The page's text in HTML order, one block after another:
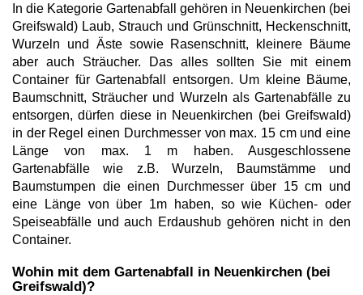
In die Kategorie Gartenabfall gehören in Neuenkirchen (bei
Greifswald) Laub, Strauch und Grünschnitt, Heckenschnitt,
Wurzeln und Äste sowie Rasenschnitt, kleinere Bäume
aber auch Sträucher. Das alles sollten Sie mit einem
Container für Gartenabfall entsorgen. Um kleine Bäume,
Baumschnitt, Sträucher und Wurzeln als Gartenabfälle zu
entsorgen, dürfen diese in Neuenkirchen (bei Greifswald)
in der Regel einen Durchmesser von max. 15 cm und eine
Länge von max. 1 m haben. Ausgeschlossene
Gartenabfälle wie z.B. Wurzeln, Baumstämme und
Baumstumpen die einen Durchmesser über 15 cm und
eine Länge von über 1m haben, so wie Küchen- oder
Speiseabfälle und auch Erdaushub gehören nicht in den
Container.
Wohin mit dem Gartenabfall in Neuenkirchen (bei
Greifswald)?